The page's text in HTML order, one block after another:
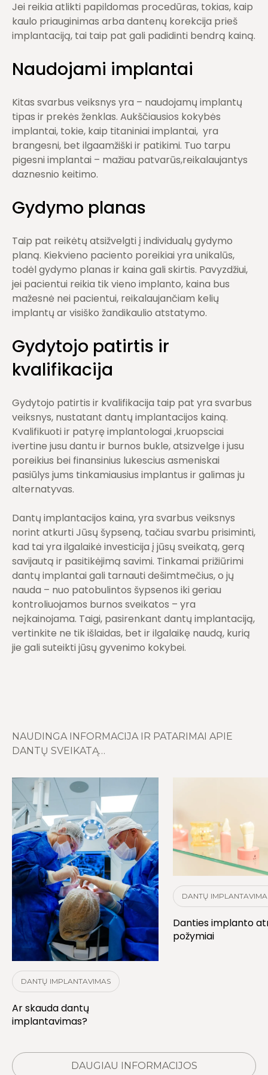
Jei reikia atlikti papildomas procedūras, tokias, kaip
kaulo priauginimas arba dantenų korekcija prieš
implantaciją, tai taip pat gali padidinti bendrą kainą.
Naudojami implantai
Kitas svarbus veiksnys yra – naudojamų implantų
tipas ir prekės ženklas. Aukščiausios kokybės
implantai, tokie, kaip titaniniai implantai, yra
brangesni, bet ilgaamžiški ir patikimi. Tuo tarpu
pigesni implantai – mažiau patvarūs,reikalaujantys
daznesnio keitimo.
Gydymo planas
Taip pat reikėtų atsižvelgti į individualų gydymo
planą. Kiekvieno paciento poreikiai yra unikalūs,
todėl gydymo planas ir kaina gali skirtis. Pavyzdžiui,
jei pacientui reikia tik vieno implanto, kaina bus
mažesnė nei pacientui, reikalaujančiam kelių
implantų ar visiško žandikaulio atstatymo.
Gydytojo patirtis ir
kvalifikacija
Gydytojo patirtis ir kvalifikacija taip pat yra svarbus
veiksnys, nustatant dantų implantacijos kainą.
Kvalifikuoti ir patyrę implantologai ,kruopsciai
ivertine jusu dantu ir burnos bukle, atsizvelge i jusu
poreikius bei finansinius lukescius asmeniskai
pasiūlys jums tinkamiausius implantus ir galimas ju
alternatyvas.
Dantų implantacijos kaina, yra svarbus veiksnys
norint atkurti Jūsų šypseną, tačiau svarbu prisiminti,
kad tai yra ilgalaikė investicija į jūsų sveikatą, gerą
savijautą ir pasitikėjimą savimi. Tinkamai prižiūrimi
dantų implantai gali tarnauti dešimtmečius, o jų
nauda – nuo patobulintos šypsenos iki geriau
kontroliuojamos burnos sveikatos – yra
neįkainojama. Taigi, pasirenkant dantų implantaciją,
vertinkite ne tik išlaidas, bet ir ilgalaikę naudą, kurią
jie gali suteikti jūsų gyvenimo kokybei.
NAUDINGA INFORMACIJA IR PATARIMAI APIE
DANTŲ SVEIKATĄ…
DANTŲ IMPLANTAVIMAS
Ar skauda dantų
implantavimas?
DANTŲ
Danties implanto
požymiai
DAUGIAU INFORMACIJOS